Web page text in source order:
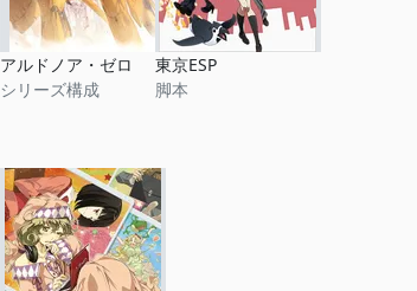
アルドノア・ゼロ
シリーズ構成
東京ESP
脚本